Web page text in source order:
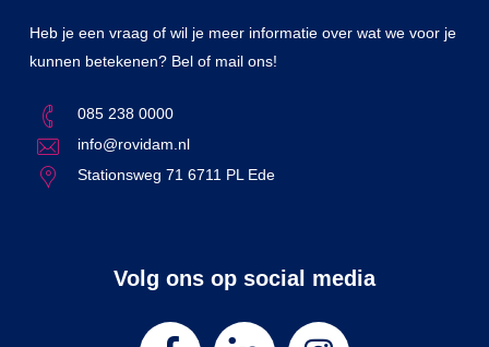
Heb je een vraag of wil je meer informatie over wat we voor je
kunnen betekenen? Bel of mail ons!
085 238 0000
info@rovidam.nl
Stationsweg 71 6711 PL Ede
Volg ons op social media